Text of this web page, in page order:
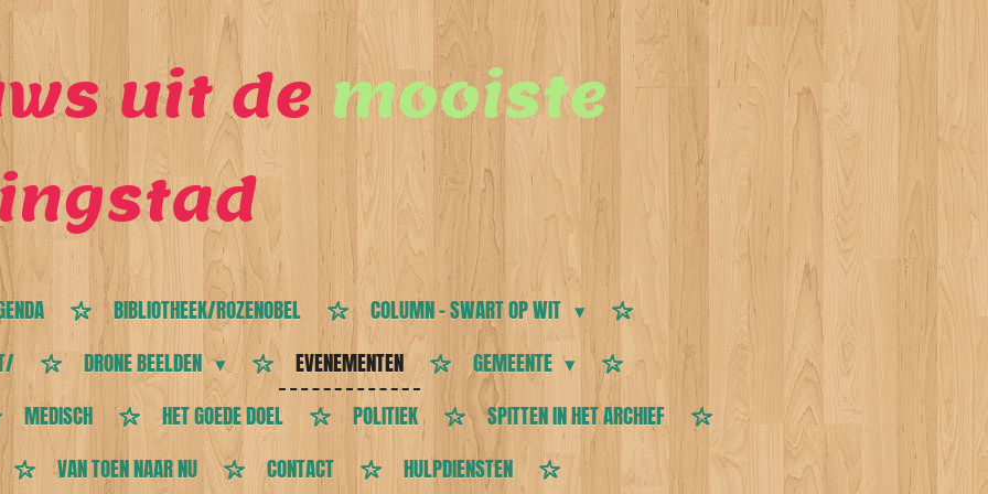
uit demooiste
BIBLIOTHEEK/ROZENOBEL
COLUMN - SWART OP WIT
DRONE BEELDEN EVENEMENTEN
GEMEENTE
MEDISCH HET GOEDE DOEL POLITIEK
SPITTEN IN HET ARCHIEF
VAN TOEN NAAR NU CONTACT
HULPDIENSTEN